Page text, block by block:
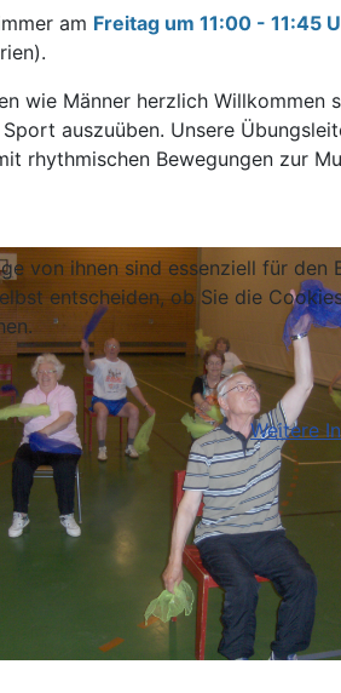
am Freitag um 11:00 - 11:45
wie Männer herzlich
auszuüben. Unsere
rhythmischen Bewegungen zur
von ihnen sind essenziell für
entscheiden, ob Sie die
Weitere